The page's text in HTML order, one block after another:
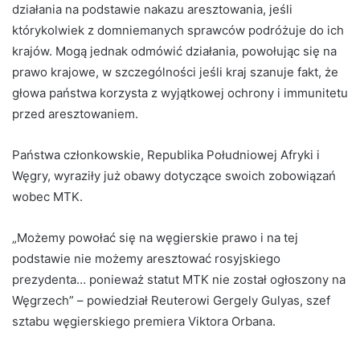
działania na podstawie nakazu aresztowania, jeśli
którykolwiek z domniemanych sprawców podróżuje do ich
krajów. Mogą jednak odmówić działania, powołując się na
prawo krajowe, w szczególności jeśli kraj szanuje fakt, że
głowa państwa korzysta z wyjątkowej ochrony i immunitetu
przed aresztowaniem.
Państwa członkowskie, Republika Południowej Afryki i
Węgry, wyraziły już obawy dotyczące swoich zobowiązań
wobec MTK.
„Możemy powołać się na węgierskie prawo i na tej
podstawie nie możemy aresztować rosyjskiego
prezydenta… ponieważ statut MTK nie został ogłoszony na
Węgrzech” – powiedział Reuterowi Gergely Gulyas, szef
sztabu węgierskiego premiera Viktora Orbana.